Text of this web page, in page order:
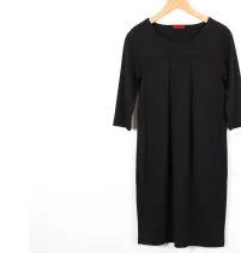
Ersättning om du inte